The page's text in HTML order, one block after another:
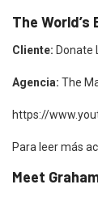
The
Cliente: Donate
Agencia: The
https://
Para leer más
Meet